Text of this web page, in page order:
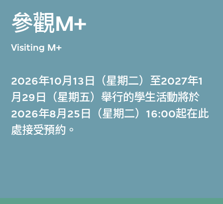
參觀M+
Visiting M+
2026年10月13日（星期二）至2027年1
月29日（星期五）舉行的學生活動將於
2026年8月25日（星期二）16:00起在此
處接受預約。